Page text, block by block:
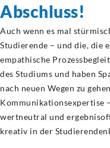
Abschluss!
Auch wenn es mal
Studierende – und die, die
empathische
des Studiums und haben
nach neuen Wegen zu
Kommunikationsexpertise
wertneutral und
kreativ in der